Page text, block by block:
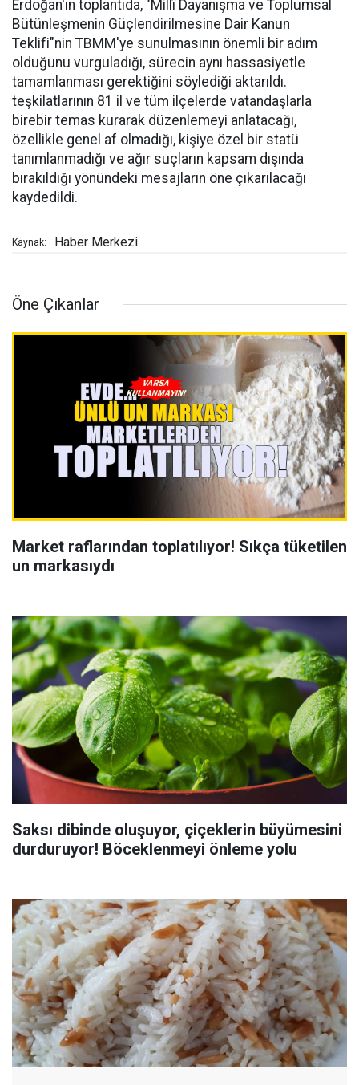
Erdoğan'ın toplantıda, "Millî Dayanışma ve Toplumsal
Bütünleşmenin Güçlendirilmesine Dair Kanun
Teklifi"nin TBMM'ye sunulmasının önemli bir adım
olduğunu vurguladığı, sürecin aynı hassasiyetle
tamamlanması gerektiğini söylediği aktarıldı.
teşkilatlarının 81 il ve tüm ilçelerde vatandaşlarla
birebir temas kurarak düzenlemeyi anlatacağı,
özellikle genel af olmadığı, kişiye özel bir statü
tanımlanmadığı ve ağır suçların kapsam dışında
bırakıldığı yönündeki mesajların öne çıkarılacağı
kaydedildi.
Kaynak: Haber Merkezi
Öne Çıkanlar
Market raflarından toplatılıyor! Sıkça tüketilen
un markasıydı
Saksı dibinde oluşuyor, çiçeklerin büyümesini
durduruyor! Böceklenmeyi önleme yolu